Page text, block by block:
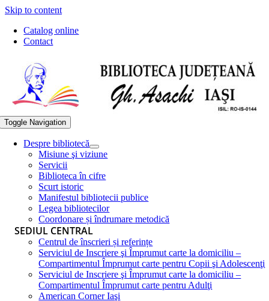
Skip to content
Catalog online
Contact
Toggle Navigation
Despre bibliotecă
Misiune şi viziune
Servicii
Biblioteca în cifre
Scurt istoric
Manifestul bibliotecii publice
Legea bibliotecilor
Coordonare și îndrumare metodică
SEDIUL CENTRAL
Centrul de înscrieri și referințe
Serviciul de Inscriere şi Împrumut carte la domiciliu –
Compartimentul Împrumut carte pentru Copii şi Adolescenţi
Serviciul de Inscriere şi Împrumut carte la domiciliu –
Compartimentul Împrumut carte pentru Adulţi
American Corner Iaşi